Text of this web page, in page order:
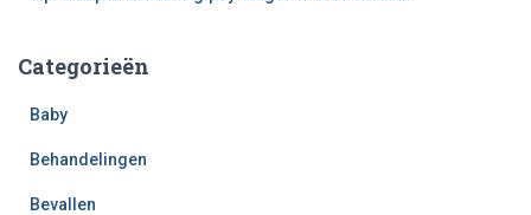
Categorieën
Baby
Behandelingen
Bevallen